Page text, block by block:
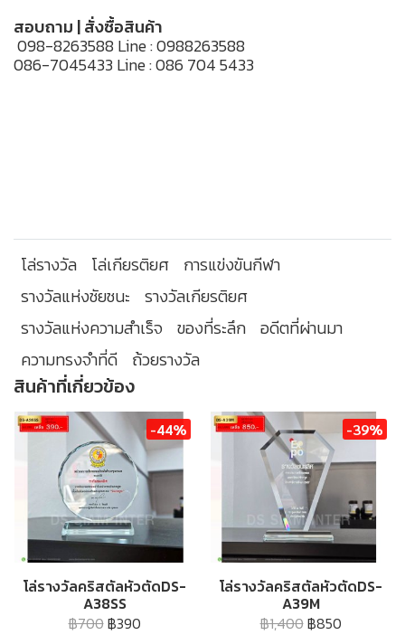
สอบถาม | สั่งซื้อสินค้า
098-8263588 Line : 0988263588
086-7045433 Line : 086 704 5433
โล่รางวัล โล่เกียรติยศ
การแข่งขันกีฬา
รางวัลแห่งชัยชนะ
รางวัลเกียรติยศ
รางวัลแห่งความสำเร็จ
ของที่ระลึก อดีตที่ผ่านมา
ความทรงจำที่ดี
ถ้วยรางวัล
สินค้าที่เกี่ยวข้อง
-44%
โล่รางวัลคริสตัลหัวตัดDS-
A38SS
฿700฿390
-39%
โล่รางวัลคริสตัลหัวตัดDS-
A39M
฿1,400฿850